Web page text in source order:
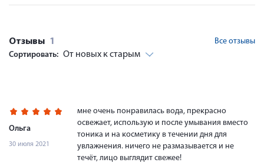
Отзывы 1
Все отзывы
Сортировать: От новых к старым
Ольга
30 июля 2021
мне очень понравилась вода, прекрасно
освежает, использую и после умывания вместо
тоника и на косметику в течении дня для
увлажнения. ничего не размазывается и не
течёт, лицо выглядит свежее!